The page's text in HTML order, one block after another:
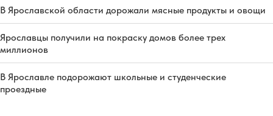
В Ярославской области дорожали мясные продукты и овощи
Ярославцы получили на покраску домов более трех
миллионов
В Ярославле подорожают школьные и студенческие
проездные